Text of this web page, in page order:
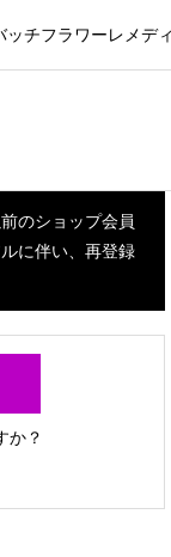
チフラワーレメデ
のショップ会員
に伴い、再登録
か？